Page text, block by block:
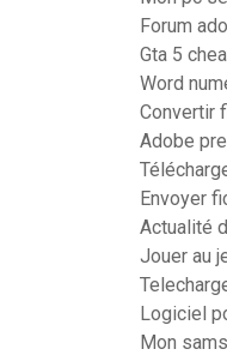
Forum
Gta 5
Word
Convertir
Adobe
Envoyer
Actualité
Jouer au
Logiciel
Mon